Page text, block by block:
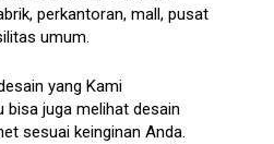
perkantoran, mall, pusat
umum.
yang Kami
bisa juga melihat desain
sesuai keinginan Anda.